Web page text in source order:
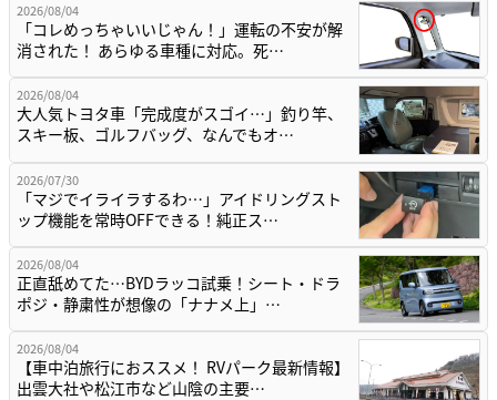
2026/08/04
「コレめっちゃいいじゃん！」運転の不安が解
消された！ あらゆる車種に対応。死…
2026/08/04
大人気トヨタ車「完成度がスゴイ…」釣り竿、
スキー板、ゴルフバッグ、なんでもオ…
2026/07/30
「マジでイライラするわ…」アイドリングスト
ップ機能を常時OFFできる！純正ス…
2026/08/04
正直舐めてた…BYDラッコ試乗！シート・ドラ
ポジ・静粛性が想像の「ナナメ上」…
2026/08/04
【車中泊旅行におススメ！ RVパーク最新情報】
出雲大社や松江市など山陰の主要…